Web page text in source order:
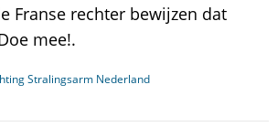
Franse rechter bewijzen dat
mee!.
Stralingsarm Nederland